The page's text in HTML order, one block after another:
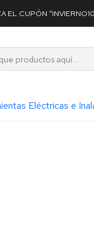
Eléctricas e
EL CUPÓN
Accesorios